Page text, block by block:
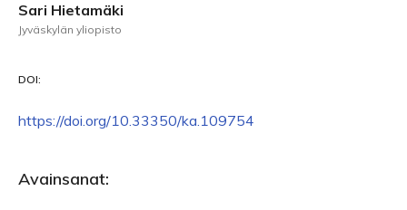
Sari Hietamäki
Jyväskylän yliopisto
DOI:
https://doi.org/10.33350/ka.109754
Avainsanat: